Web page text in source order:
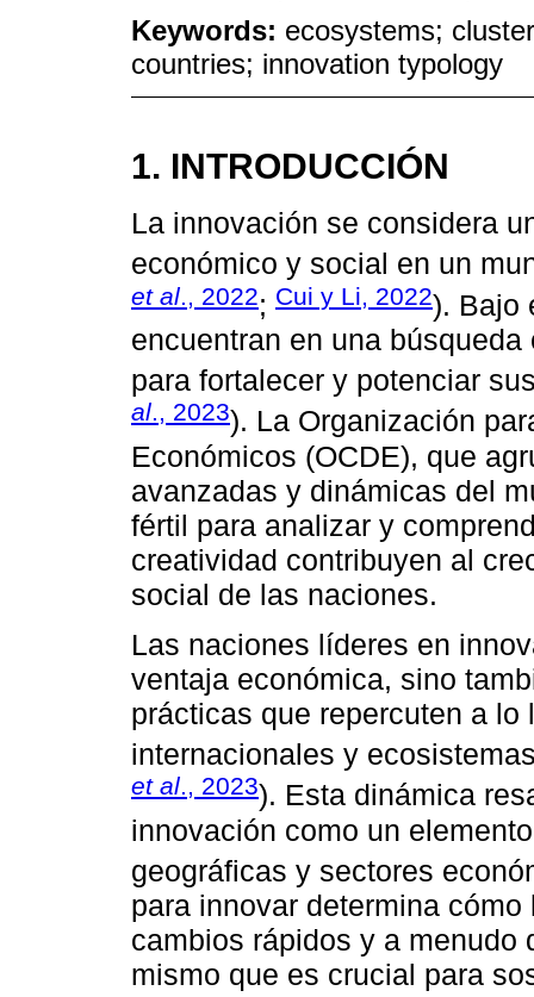
Keywords: ecosystems;
countries; innovation typology
1. INTRODUCCIÓN
La innovación se considera
económico y social en un
et al., 2022; Cui y Li, 2022). Bajo
encuentran en una
para fortalecer y potenciar
al., 2023). La Organización
Económicos (OCDE), que
avanzadas y dinámicas del
fértil para analizar y
creatividad contribuyen al
social de las naciones.
Las naciones líderes en
ventaja económica, sino
prácticas que repercuten a
internacionales y
et al., 2023). Esta dinámica
innovación como un
geográficas y sectores
para innovar determina
cambios rápidos y a
mismo que es crucial para